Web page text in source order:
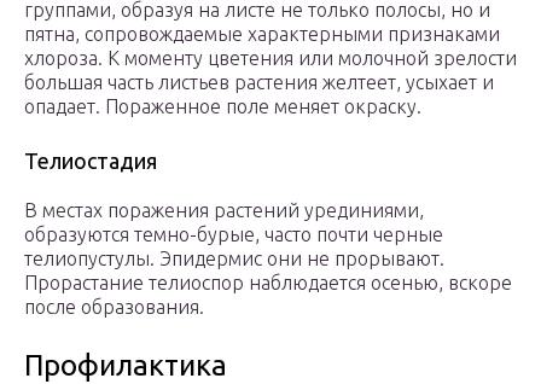
группами, образуя на листе не только полосы, но и
пятна, сопровождаемые характерными признаками
хлороза. К моменту цветения или молочной зрелости
большая часть листьев растения желтеет, усыхает и
опадает. Пораженное поле меняет окраску.
Телиостадия
В местах поражения растений урединиями,
образуются темно-бурые, часто почти черные
телиопустулы. Эпидермис они не прорывают.
Прорастание телиоспор наблюдается осенью, вскоре
после образования.
Профилактика